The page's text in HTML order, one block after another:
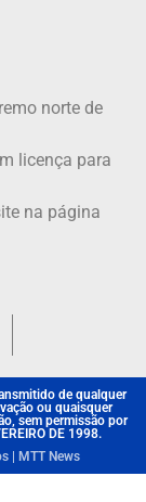
norte de
licença para
na página
de qualquer
ou quaisquer
sem permissão por
DE 1998.
| MTT News